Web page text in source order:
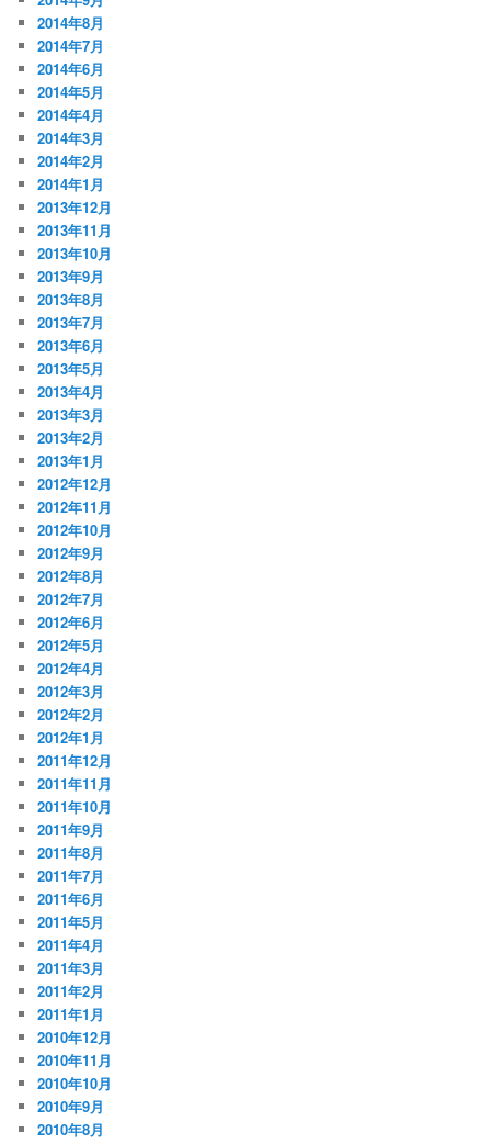
2014年8月
2014年7月
2014年6月
2014年5月
2014年4月
2014年3月
2014年2月
2014年1月
2013年12月
2013年11月
2013年10月
2013年9月
2013年8月
2013年7月
2013年6月
2013年5月
2013年4月
2013年3月
2013年2月
2013年1月
2012年12月
2012年11月
2012年10月
2012年9月
2012年8月
2012年7月
2012年6月
2012年5月
2012年4月
2012年3月
2012年2月
2012年1月
2011年12月
2011年11月
2011年10月
2011年9月
2011年8月
2011年7月
2011年6月
2011年5月
2011年4月
2011年3月
2011年2月
2011年1月
2010年12月
2010年11月
2010年10月
2010年9月
2010年8月